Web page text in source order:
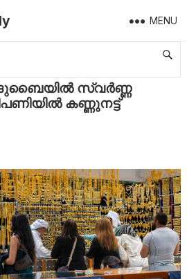
MENU
സ്വർണ്ണ വിലയിൽ ഇടിവ്; വിപണിയിൽ കണ്ണുനട്ട് നിക്ഷേപകർ
സ്വർണ്ണ
കണ്ണുനട്ട്